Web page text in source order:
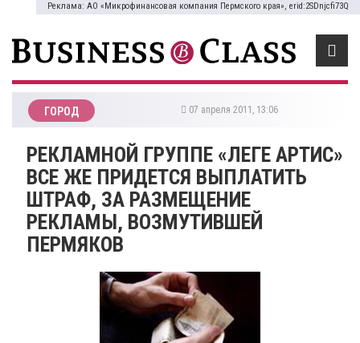
Реклама: АО «Микрофинансовая компания Пермского края», erid:2SDnjcfi73Q
ГОРОД 07 апреля 2011, 13:06
РЕКЛАМНОЙ ГРУППЕ «ЛЕГЕ АРТИС»
ВСЕ ЖЕ ПРИДЕТСЯ ВЫПЛАТИТЬ
ШТРАФ, ЗА РАЗМЕЩЕНИЕ
РЕКЛАМЫ, ВОЗМУТИВШЕЙ
ПЕРМЯКОВ